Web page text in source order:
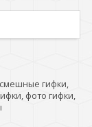
гифки,
фото гифки,